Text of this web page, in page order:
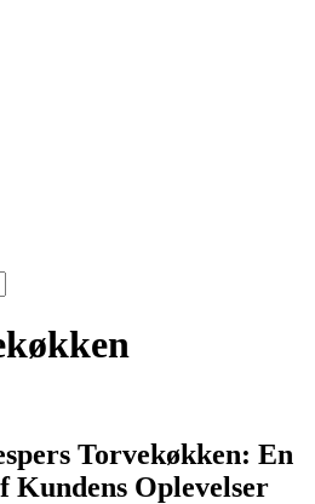
Torvekøkken: En
Kundens Oplevelser